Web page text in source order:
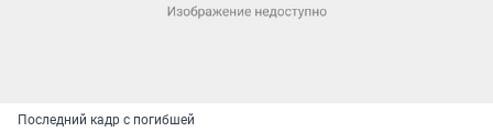
Последний кадр с погибшей